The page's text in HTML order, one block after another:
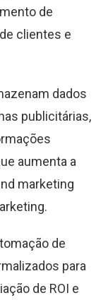
de
clientes e
dados
publicitárias,
aumenta a
marketing
de
para
de ROI e